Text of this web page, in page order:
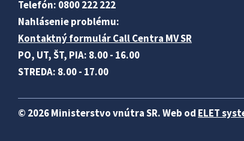
Telefón: 0800 222 222
Nahlásenie problému:
Kontaktný formulár Call Centra MV SR
PO, UT, ŠT, PIA: 8.00 - 16.00
STREDA: 8.00 - 17.00
© 2026 Ministerstvo vnútra SR. Web od ELET